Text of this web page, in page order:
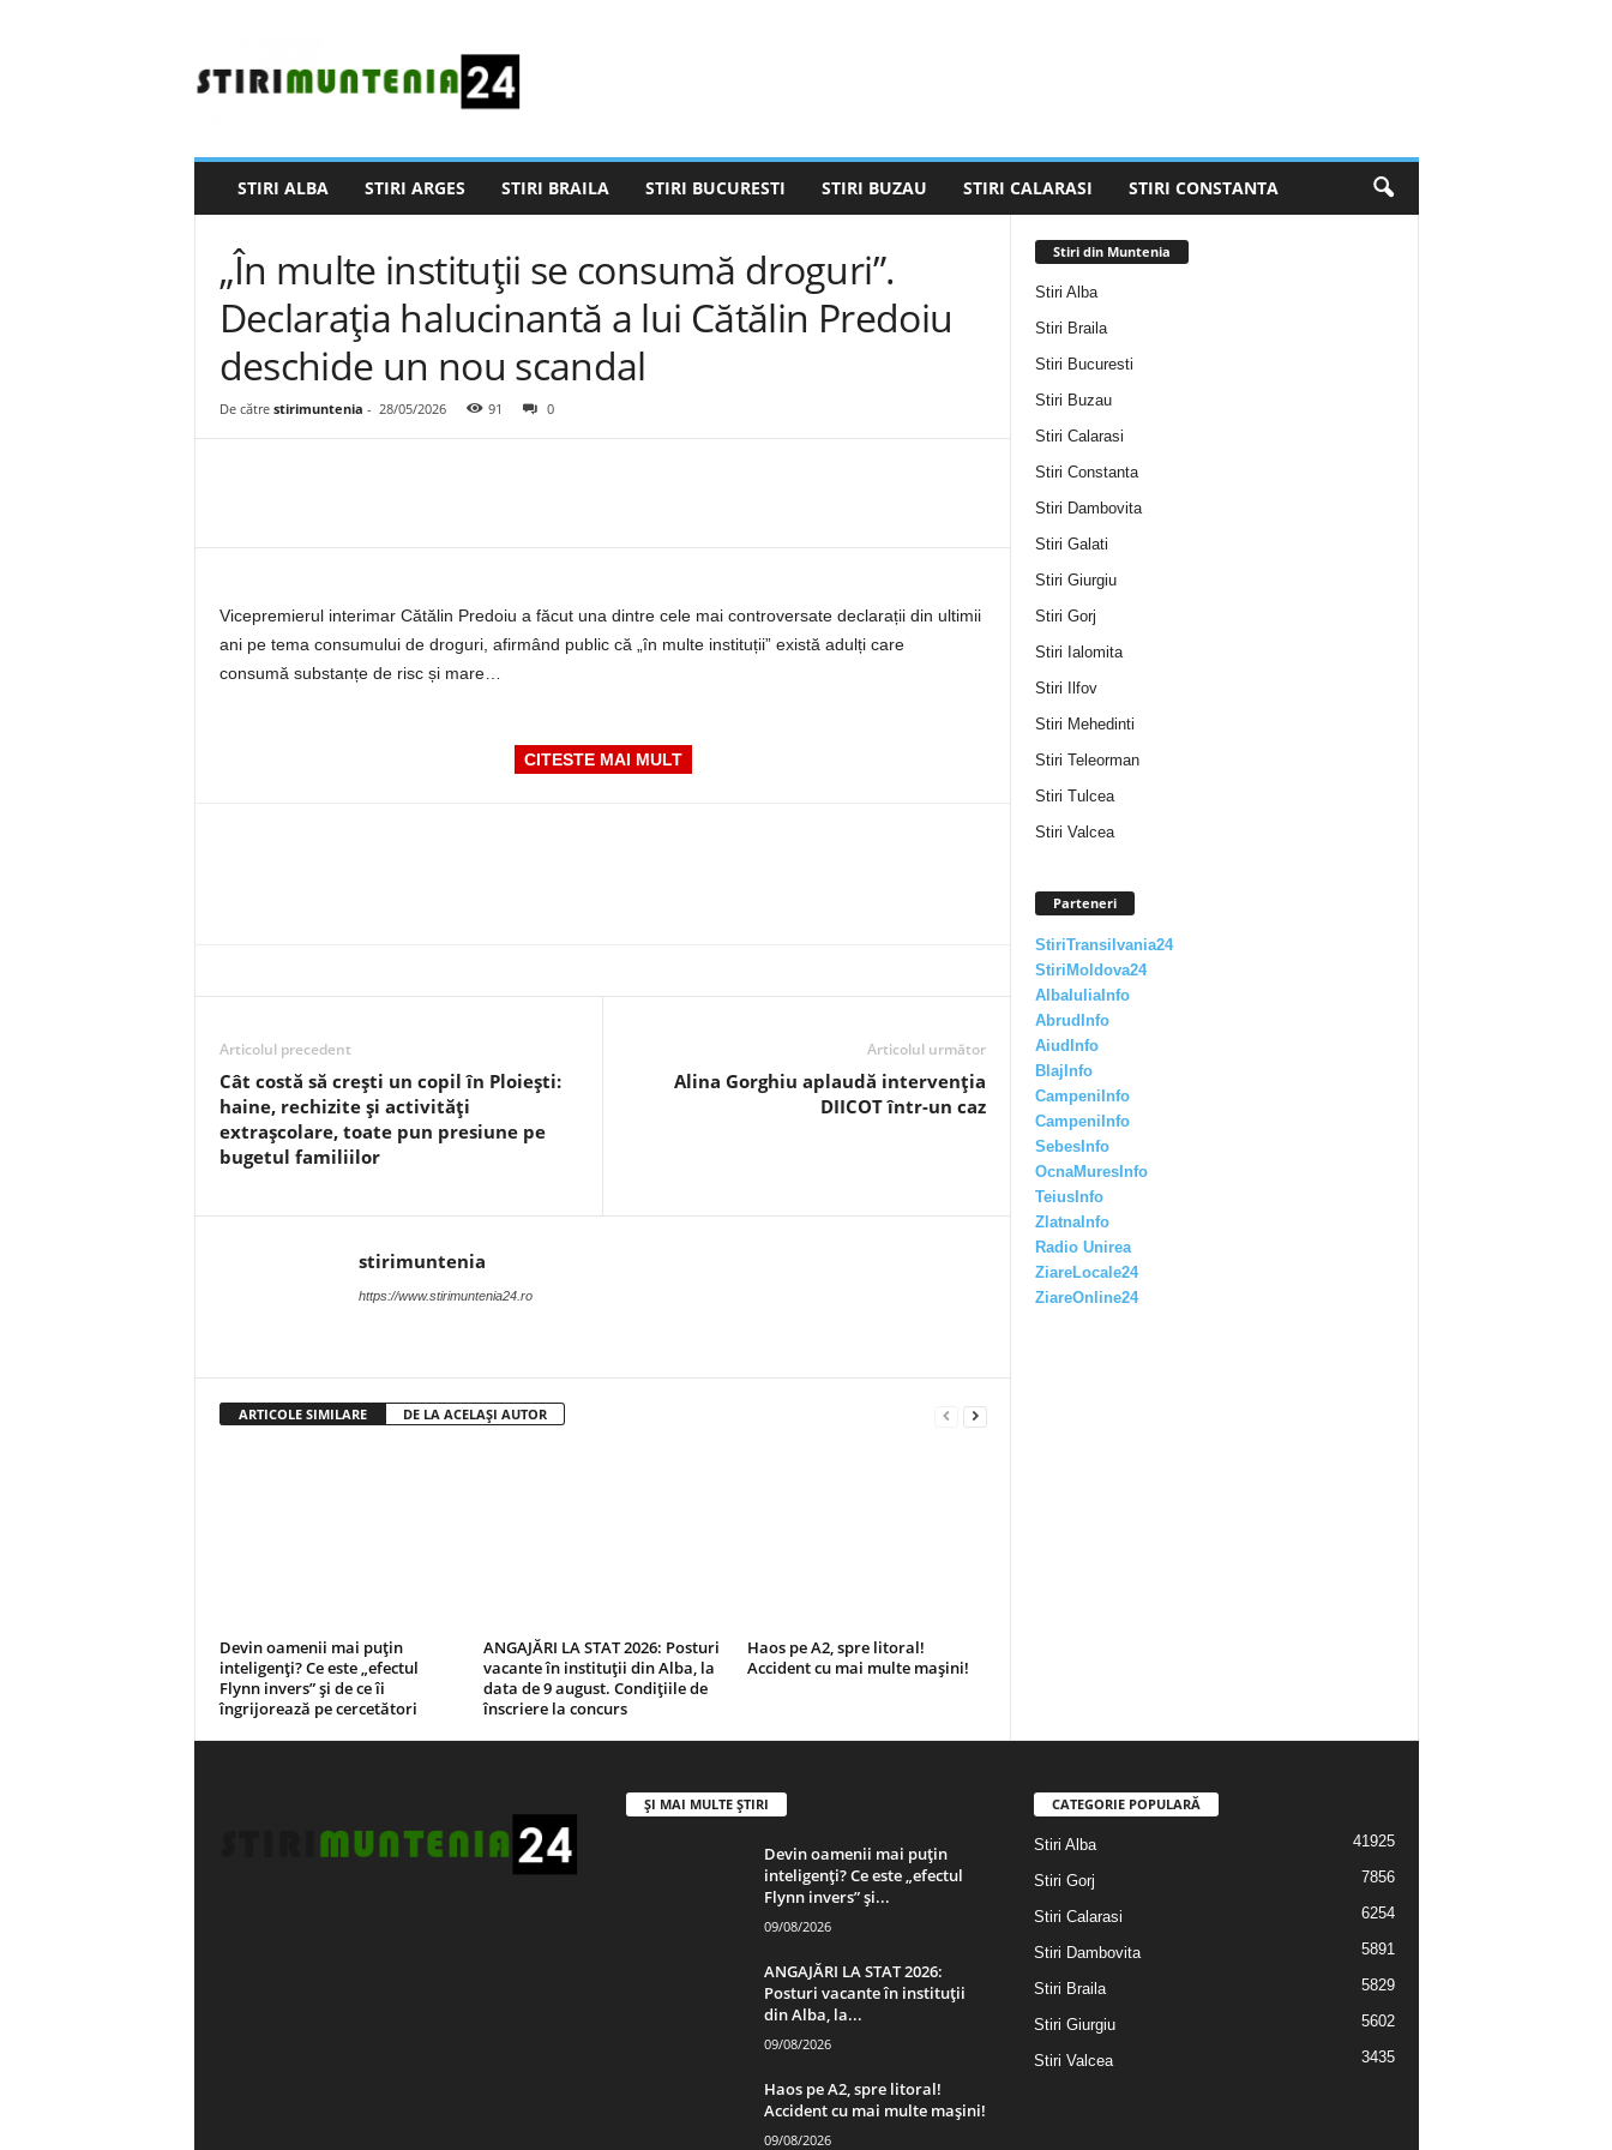
r
STIRI ALBA STIRI ARGES STIRI BRAILA STIRI BUCURESTI STIRI BUZAU STIRI CALARASI STIRI CONSTANTA
„În multe instituții se consumă droguri”.
Declarația halucinantă a lui Cătălin Predoiu
deschide un nou scandal
De către stirimuntenia - 28/05/2026 91 0
Vicepremierul interimar Cătălin Predoiu a făcut una dintre cele mai controversate declarații din ultimii
ani pe tema consumului de droguri, afirmând public că „în multe instituții” există adulți care
consumă substanțe de risc și mare…
CITESTE MAI MULT
Articolul precedent
Cât costă să crești un copil în Ploiești:
haine, rechizite și activități
extrașcolare, toate pun presiune pe
bugetul familiilor
Articolul următor
Alina Gorghiu aplaudă intervenția
DIICOT într-un caz
stirimuntenia
https://www.stirimuntenia24.ro
ARTICOLE SIMILARE DE LA ACELAȘI AUTOR
Devin oamenii mai puțin
inteligenți? Ce este „efectul
Flynn invers” și de ce îi
îngrijorează pe cercetători
ANGAJĂRI LA STAT 2026: Posturi
vacante în instituții din Alba, la
data de 9 august. Condițiile de
înscriere la concurs
Haos pe A2, spre litoral!
Accident cu mai multe mașini!
Stiri din Muntenia
Stiri Alba
Stiri Braila
Stiri Bucuresti
Stiri Buzau
Stiri Calarasi
Stiri Constanta
Stiri Dambovita
Stiri Galati
Stiri Giurgiu
Stiri Gorj
Stiri Ialomita
Stiri Ilfov
Stiri Mehedinti
Stiri Teleorman
Stiri Tulcea
Stiri Valcea
Parteneri
StiriTransilvania24
StiriMoldova24
AlbaIuliaInfo
AbrudInfo
AiudInfo
BlajInfo
CampeniInfo
CampeniInfo
SebesInfo
OcnaMuresInfo
TeiusInfo
ZlatnaInfo
Radio Unirea
ZiareLocale24
ZiareOnline24
ȘI MAI MULTE ȘTIRI
Devin oamenii mai puțin
inteligenți? Ce este „efectul
Flynn invers” și...
09/08/2026
ANGAJĂRI LA STAT 2026:
Posturi vacante în instituții
din Alba, la...
09/08/2026
Haos pe A2, spre litoral!
Accident cu mai multe mașini!
09/08/2026
CATEGORIE POPULARĂ
Stiri Alba 41925
Stiri Gorj 7856
Stiri Calarasi 6254
Stiri Dambovita 5891
Stiri Braila 5829
Stiri Giurgiu 5602
Stiri Valcea 3435